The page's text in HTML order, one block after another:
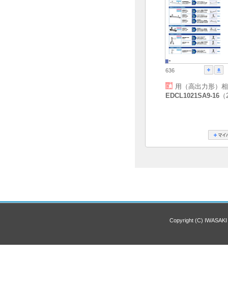
636
用（高出力形）
EDCL1021SA9-16
Copyright (C)